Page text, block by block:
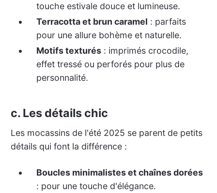
touche estivale douce et lumineuse.
Terracotta et brun caramel : parfaits
pour une allure bohème et naturelle.
Motifs texturés: imprimés crocodile,
effet tressé ou perforés pour plus de
personnalité.
c. Les détails chic
Les mocassins de l'été 2025 se parent de petits
détails qui font la différence :
Boucles minimalistes et chaînes dorées
: pour une touche d'élégance.